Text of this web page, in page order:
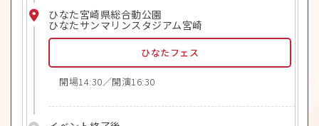
ひなた宮崎県総合動公園
ひなたサンマリンスタジアム宮崎
ひなたフェス
開場14:30／開演16:30